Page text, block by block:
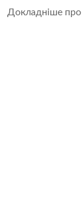
Докладніше про